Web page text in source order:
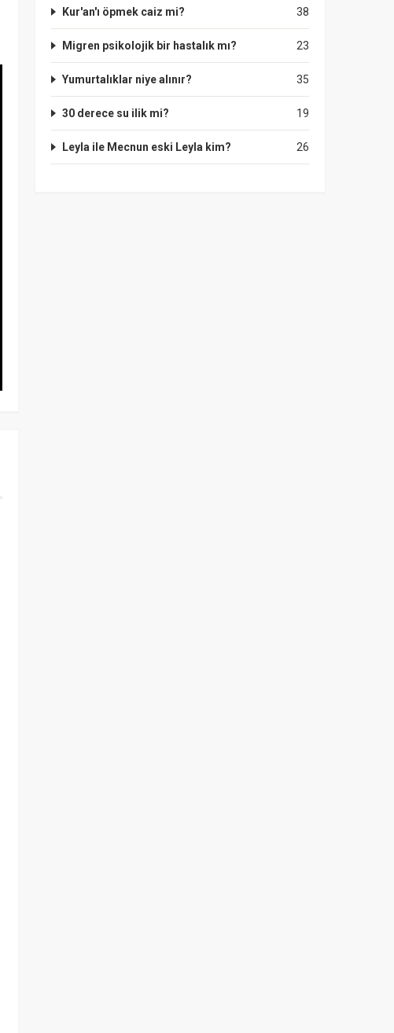
38
Kur'an'ı öpmek caiz mi?
23
Migren psikolojik bir hastalık mı?
35
Yumurtalıklar niye alınır?
19
30 derece su ilik mi?
26
Leyla ile Mecnun eski Leyla kim?